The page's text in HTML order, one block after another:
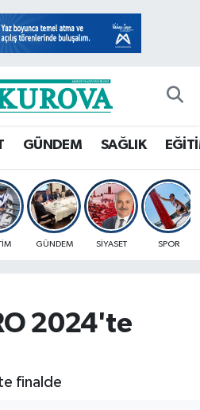
GÜNDEM SAĞLIK
GÜNDEM SİYASET SPOR
2024'te
finalde
Haritası
ve Fikstür